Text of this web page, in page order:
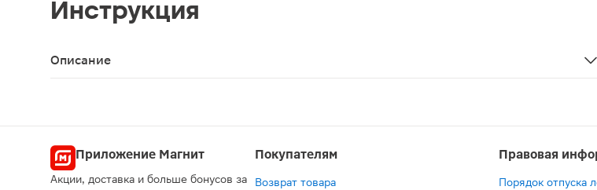
Инструкция
Описание
Приложение Магнит
Акции, доставка и больше бонусов за
Покупателям
Возврат товара
Правовая
Порядок отпуска